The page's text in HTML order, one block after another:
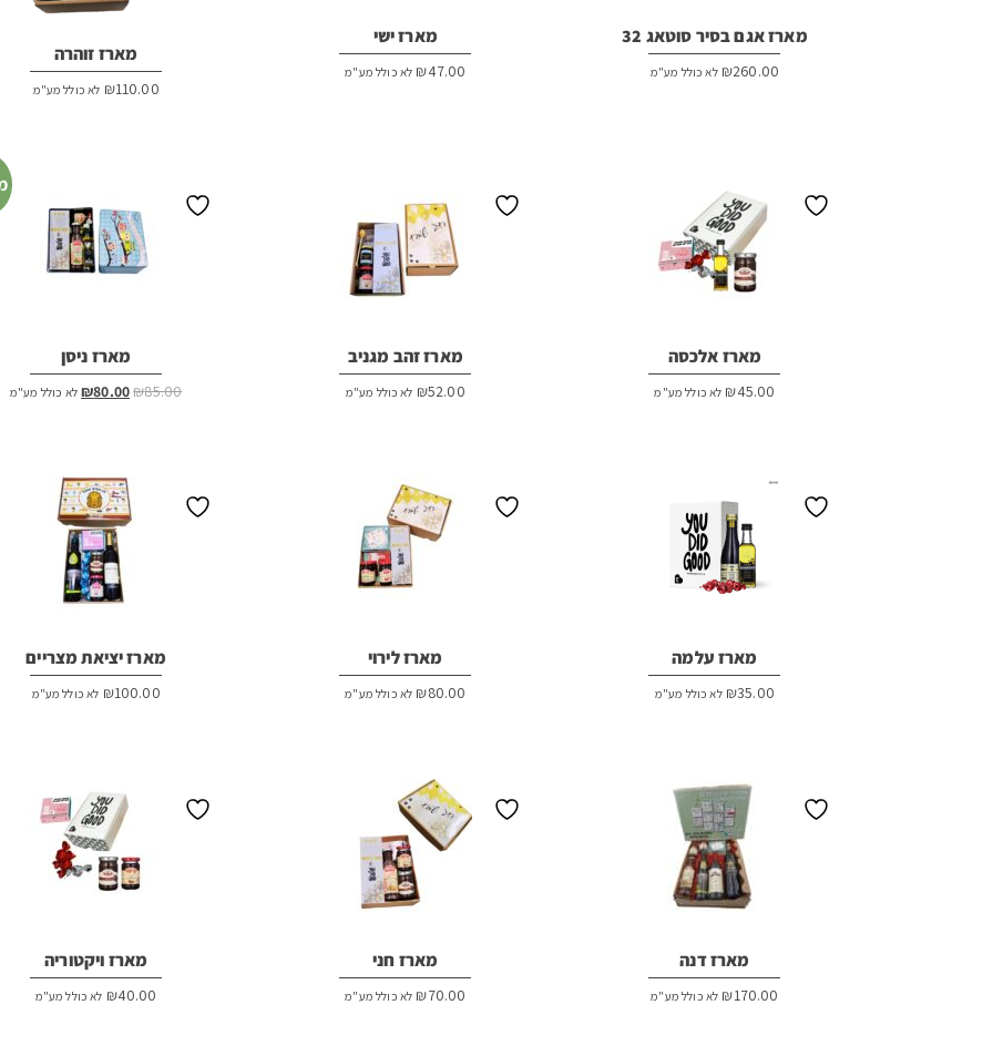
מארז אגם בסיר סוטאג 32
₪260.00 לא כולל מע"מ
מארז ישי
₪47.00 לא כולל מע"מ
מארז זוהרה
₪110.00 לא כולל מע"מ
מארז אלכסה
₪45.00 לא כולל מע"מ
מארז זהב מגניב
₪52.00 לא כולל מע"מ
מארז ניסן
₪85.00
המחיר₪80.00 המחיר
לא כולל מע"מ
מארז עלמה
₪35.00 לא כולל מע"מ
מארז לירוי
₪80.00 לא כולל מע"מ
מארז יציאת מצריים
₪100.00 לא כולל מע"מ
מארז דנה
₪170.00 לא כולל מע"מ
מארז חני
₪70.00 לא כולל מע"מ
מארז ויקטוריה
₪40.00 לא כולל מע"מ